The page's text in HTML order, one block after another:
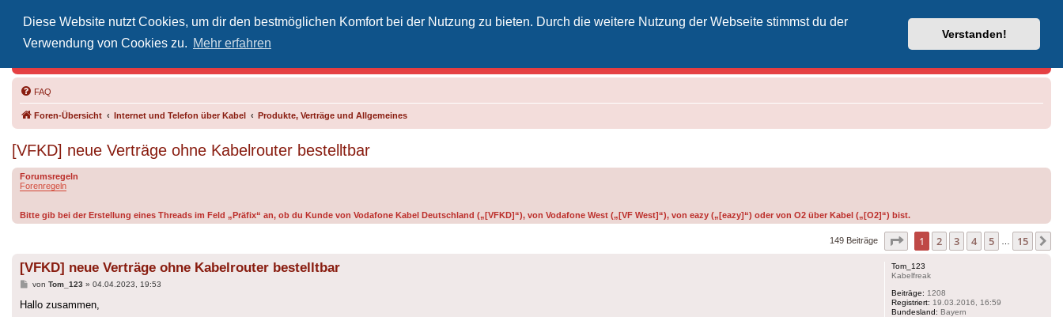
Diese Website nutzt Cookies, um dir den bestmöglichen Komfort bei der Nutzung zu bieten. Durch die weitere Nutzung der Webseite stimmst du der
Verwendung von Cookies zu. Mehr erfahren
Verstanden!
Vodafone-Kabel-Helpdesk
FAQ
Foren-Übersicht Internet und Telefon über Kabel Produkte, Verträge und Allgemeines
[VFKD] neue Verträge ohne Kabelrouter bestelltbar
Forumsregeln
Forenregeln
Bitte gib bei der Erstellung eines Threads im Feld „Präfix“ an, ob du Kunde von Vodafone Kabel Deutschland („[VFKD]“), von Vodafone West („[VF West]“), von eazy („[eazy]“) oder von O2 über Kabel („[O2]“) bist.
149 Beiträge Seite von15
1 2 3 4 5 15
Tom_123
Kabelfreak
Beiträge: 1208
Registriert: 19.03.2016, 16:59
Bundesland: Bayern
[VFKD] neue Verträge ohne Kabelrouter bestelltbar
Beitrag
von Tom_123 » 04.04.2023, 19:53
Hallo zusammen,